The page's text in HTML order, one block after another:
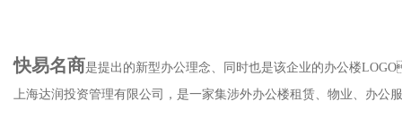
快易名商是提出的新型办公理念、同时也是该企业的办公楼
上海达润投资管理有限公司，是一家集涉外办公楼租赁、物业、办公服